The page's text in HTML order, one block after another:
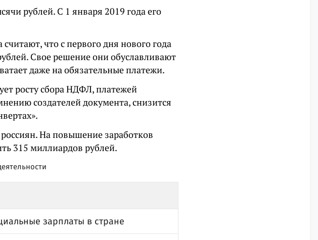
рублей. С 1 января 2019 года его
что с первого дня нового года
Свое решение они обуславливают
даже на обязательные платежи.
росту сбора НДФЛ, платежей
создателей документа, снизится
На повышение заработков
315 миллиардов рублей.
зарплаты в стране